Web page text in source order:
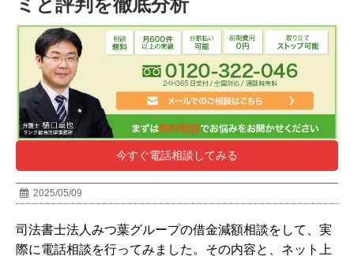
24時間年中無休で選ぶ
ミと評判を徹底分析
今すぐ電話相談してみる
2025/05/09
司法書士法人みつ葉グループの借金減額相談をして、実
際に電話相談を行ってみました。その内容と、ネット上